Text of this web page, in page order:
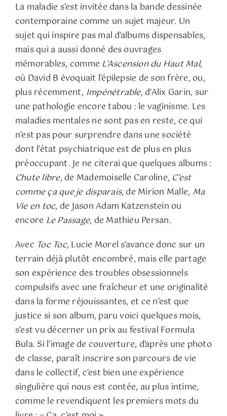
La maladie s’est invitée dans la bande dessinée
contemporaine comme un sujet majeur. Un
sujet qui inspire pas mal d’albums dispensables,
mais qui a aussi donné des ouvrages
mémorables, comme L’Ascension du Haut Mal,
où David B évoquait l’épilepsie de son frère, ou,
plus récemment, Impénétrable, d’Alix Garin, sur
une pathologie encore tabou : le vaginisme. Les
maladies mentales ne sont pas en reste, ce qui
n’est pas pour surprendre dans une société
dont l’état psychiatrique est de plus en plus
préoccupant. Je ne citerai que quelques albums :
Chute libre, de Mademoiselle Caroline, C’est
comme ça que je disparais, de Mirion Malle, Ma
Vie en toc, de Jason Adam Katzenstein ou
encore Le Passage, de Mathieu Persan.
Avec Toc Toc, Lucie Morel s’avance donc sur un
terrain déjà plutôt encombré, mais elle partage
son expérience des troubles obsessionnels
compulsifs avec une fraîcheur et une originalité
dans la forme réjouissantes, et ce n’est que
justice si son album, paru voici quelques mois,
s’est vu décerner un prix au festival Formula
Bula. Si l’image de couverture, d’après une photo
de classe, paraît inscrire son parcours de vie
dans le collectif, c’est bien une expérience
singulière qui nous est contée, au plus intime,
comme le revendiquent les premiers mots du